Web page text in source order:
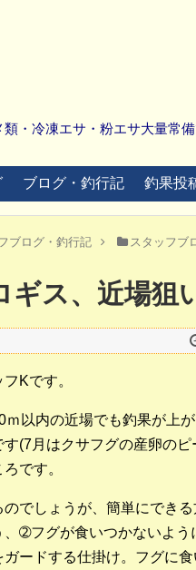
・冷凍エサ・粉エサ大量常
ブログ・釣行記 釣果投
ブログ・釣行記 スタッフブ
ギス、近場狙
Kです。
ｍ以内の近場でも釣果が上
(7月はクサフグの産卵の
です。
のでしょうが、簡単にでき
、➁フグが食いつかないよう
ードする仕掛け。フグに